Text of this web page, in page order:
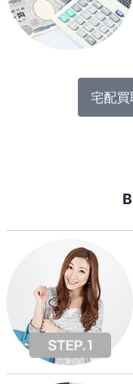
宅配買